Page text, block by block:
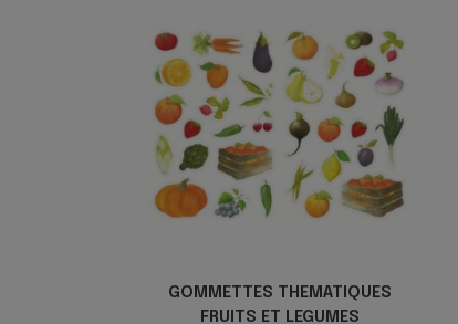
GOMMETTES THEMATIQUES
FRUITS ET LEGUMES